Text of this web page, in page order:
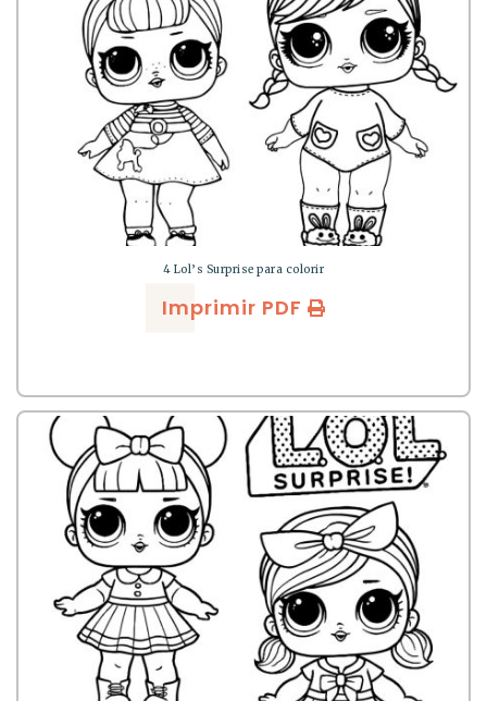
4 Lol’s Surprise para colorir
Imprimir PDF